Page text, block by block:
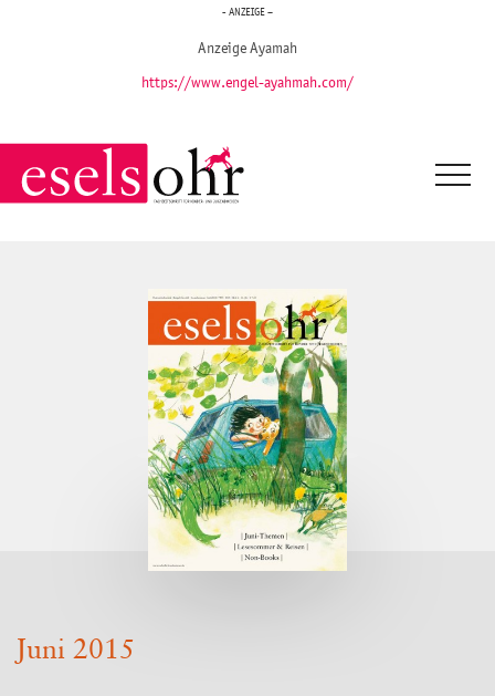
- ANZEIGE –
Anzeige Ayamah
https://www.engel-ayahmah.com/
Juni 2015